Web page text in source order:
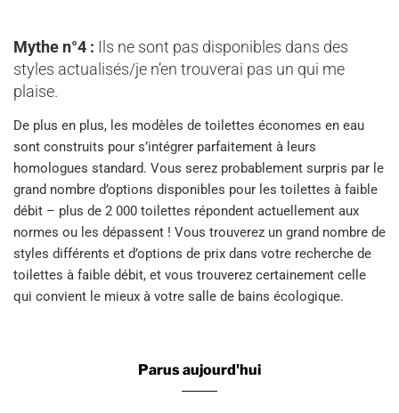
Mythe n°4 : Ils ne sont pas disponibles dans des
styles actualisés/je n’en trouverai pas un qui me
plaise.
De plus en plus, les modèles de toilettes économes en eau
sont construits pour s’intégrer parfaitement à leurs
homologues standard. Vous serez probablement surpris par le
grand nombre d’options disponibles pour les toilettes à faible
débit – plus de 2 000 toilettes répondent actuellement aux
normes ou les dépassent ! Vous trouverez un grand nombre de
styles différents et d’options de prix dans votre recherche de
toilettes à faible débit, et vous trouverez certainement celle
qui convient le mieux à votre salle de bains écologique.
Parus aujourd'hui